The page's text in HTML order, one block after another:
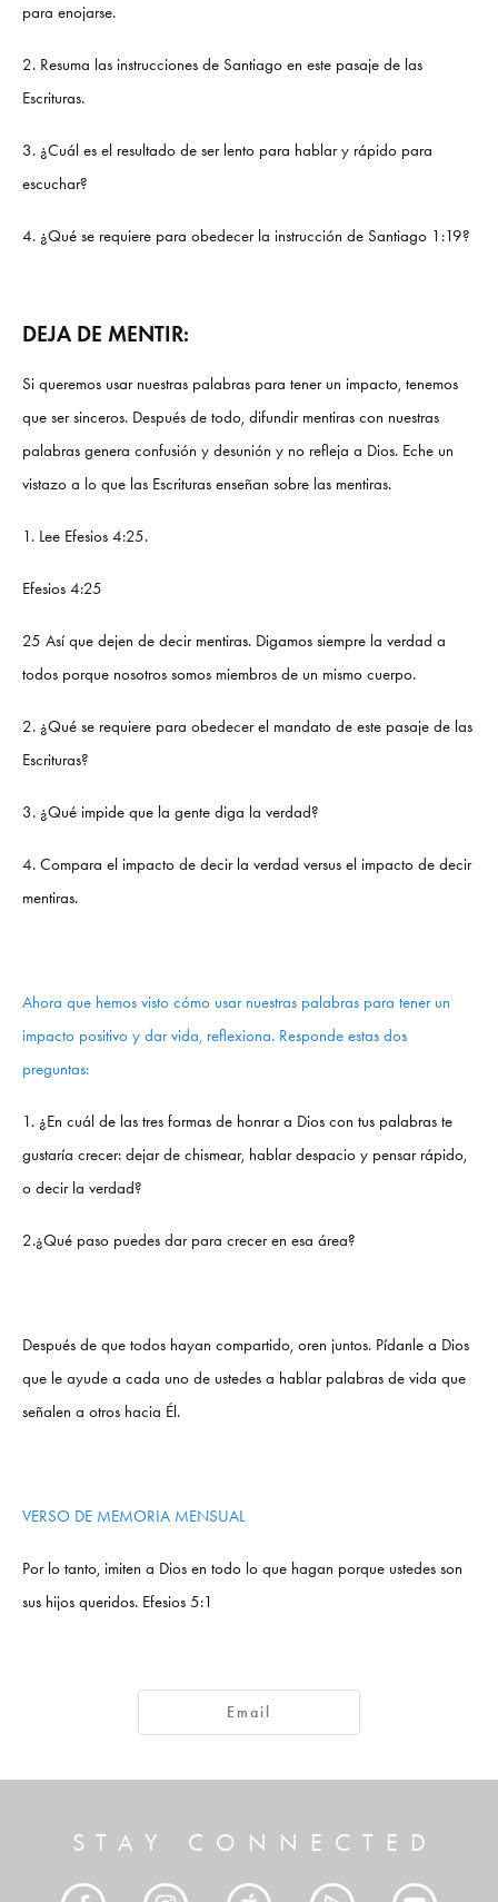
para enojarse.
2. Resuma las instrucciones de Santiago en este pasaje de las
Escrituras.
3. ¿Cuál es el resultado de ser lento para hablar y rápido para
escuchar?
4. ¿Qué se requiere para obedecer la instrucción de Santiago 1:19?
DEJA DE MENTIR:
Si queremos usar nuestras palabras para tener un impacto, tenemos
que ser sinceros. Después de todo, difundir mentiras con nuestras
palabras genera confusión y desunión y no refleja a Dios. Eche un
vistazo a lo que las Escrituras enseñan sobre las mentiras.
1. Lee Efesios 4:25.
Efesios 4:25
25 Así que dejen de decir mentiras. Digamos siempre la verdad a
todos porque nosotros somos miembros de un mismo cuerpo.
2. ¿Qué se requiere para obedecer el mandato de este pasaje de las
Escrituras?
3. ¿Qué impide que la gente diga la verdad?
4. Compara el impacto de decir la verdad versus el impacto de decir
mentiras.
Ahora que hemos visto cómo usar nuestras palabras para tener un
impacto positivo y dar vida, reflexiona. Responde estas dos
preguntas:
1. ¿En cuál de las tres formas de honrar a Dios con tus palabras te
gustaría crecer: dejar de chismear, hablar despacio y pensar rápido,
o decir la verdad?
2.¿Qué paso puedes dar para crecer en esa área?
Después de que todos hayan compartido, oren juntos. Pídanle a Dios
que le ayude a cada uno de ustedes a hablar palabras de vida que
señalen a otros hacia Él.
VERSO DE MEMORIA MENSUAL
Por lo tanto, imiten a Dios en todo lo que hagan porque ustedes son
sus hijos queridos. Efesios 5:1
Email
STAY CONNECTED